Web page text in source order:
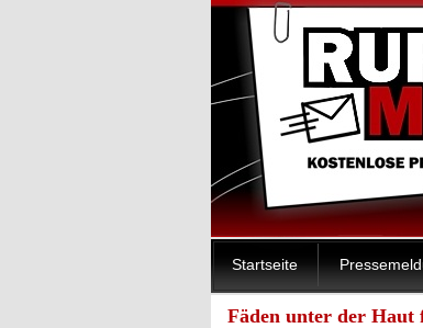
Startseite
Fäden unter der Haut